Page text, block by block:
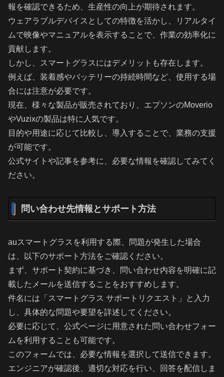
報を確認できるため、生産性の向上が期待されます。
ウェアラブルデバイスとしての特徴を活かし、リアルタイ
ムで映像やマニュアルを表示することで、作業の効率化に
貢献します。
しかし、スマートグラスにはデメリットも存在します。
例えば、装着感やバッテリーの持続時間など、使用する場
合には注意が必要です。
現在、様々な製品が販売されており、エプソンのMoverio
やVuzixの製品は特に人気です。
目的や用途に応じて比較し、導入することで、業務の支援
が可能です。
公式サイトや記事を参考に、必要な情報を確認してみてく
ださい。
問い合わせ先情報とサポート方法
auスマートグラスを利用する際、問題が発生した場合
は、以下のサポート方法をご確認ください。
まず、サポート契約に基づき、問い合わせ内容を明確に記
載したメールを送信することをおすすめします。
件名には「スマートグラス サポートリクエスト」と入力
し、具体的な問題や要望を詳述してください。
必要に応じて、公式ページに用意された問い合わせフォー
ムを利用することも可能です。
このフォームでは、必要な情報を選択して送信できます。
エンジニアが確認後、適切な対応を行い、回答を配信しま